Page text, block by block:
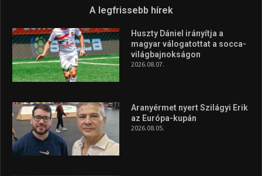
A legfrissebb hírek
Huszty Dániel irányítja a
magyar válogatottat a socca-
világbajnokságon
2026.08.07.
Aranyérmet nyert Szilágyi Erik
az Európa-kupán
2026.08.05.